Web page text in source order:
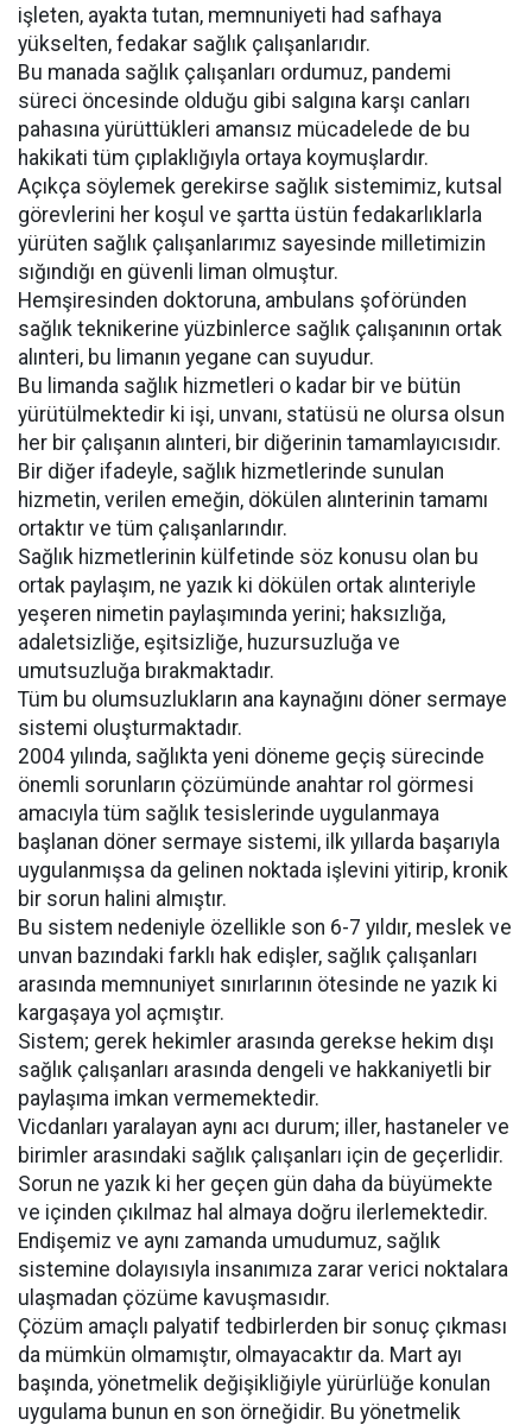
işleten, ayakta tutan, memnuniyeti had safhaya
yükselten, fedakar sağlık çalışanlarıdır.
Bu manada sağlık çalışanları ordumuz, pandemi
süreci öncesinde olduğu gibi salgına karşı canları
pahasına yürüttükleri amansız mücadelede de bu
hakikati tüm çıplaklığıyla ortaya koymuşlardır.
Açıkça söylemek gerekirse sağlık sistemimiz, kutsal
görevlerini her koşul ve şartta üstün fedakarlıklarla
yürüten sağlık çalışanlarımız sayesinde milletimizin
sığındığı en güvenli liman olmuştur.
Hemşiresinden doktoruna, ambulans şoföründen
sağlık teknikerine yüzbinlerce sağlık çalışanının ortak
alınteri, bu limanın yegane can suyudur.
Bu limanda sağlık hizmetleri o kadar bir ve bütün
yürütülmektedir ki işi, unvanı, statüsü ne olursa olsun
her bir çalışanın alınteri, bir diğerinin tamamlayıcısıdır.
Bir diğer ifadeyle, sağlık hizmetlerinde sunulan
hizmetin, verilen emeğin, dökülen alınterinin tamamı
ortaktır ve tüm çalışanlarındır.
Sağlık hizmetlerinin külfetinde söz konusu olan bu
ortak paylaşım, ne yazık ki dökülen ortak alınteriyle
yeşeren nimetin paylaşımında yerini; haksızlığa,
adaletsizliğe, eşitsizliğe, huzursuzluğa ve
umutsuzluğa bırakmaktadır.
Tüm bu olumsuzlukların ana kaynağını döner sermaye
sistemi oluşturmaktadır.
2004 yılında, sağlıkta yeni döneme geçiş sürecinde
önemli sorunların çözümünde anahtar rol görmesi
amacıyla tüm sağlık tesislerinde uygulanmaya
başlanan döner sermaye sistemi, ilk yıllarda başarıyla
uygulanmışsa da gelinen noktada işlevini yitirip, kronik
bir sorun halini almıştır.
Bu sistem nedeniyle özellikle son 6-7 yıldır, meslek ve
unvan bazındaki farklı hak edişler, sağlık çalışanları
arasında memnuniyet sınırlarının ötesinde ne yazık ki
kargaşaya yol açmıştır.
Sistem; gerek hekimler arasında gerekse hekim dışı
sağlık çalışanları arasında dengeli ve hakkaniyetli bir
paylaşıma imkan vermemektedir.
Vicdanları yaralayan aynı acı durum; iller, hastaneler ve
birimler arasındaki sağlık çalışanları için de geçerlidir.
Sorun ne yazık ki her geçen gün daha da büyümekte
ve içinden çıkılmaz hal almaya doğru ilerlemektedir.
Endişemiz ve aynı zamanda umudumuz, sağlık
sistemine dolayısıyla insanımıza zarar verici noktalara
ulaşmadan çözüme kavuşmasıdır.
Çözüm amaçlı palyatif tedbirlerden bir sonuç çıkması
da mümkün olmamıştır, olmayacaktır da. Mart ayı
başında, yönetmelik değişikliğiyle yürürlüğe konulan
uygulama bunun en son örneğidir. Bu yönetmelik